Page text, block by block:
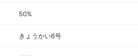
50%
きょうかい6号